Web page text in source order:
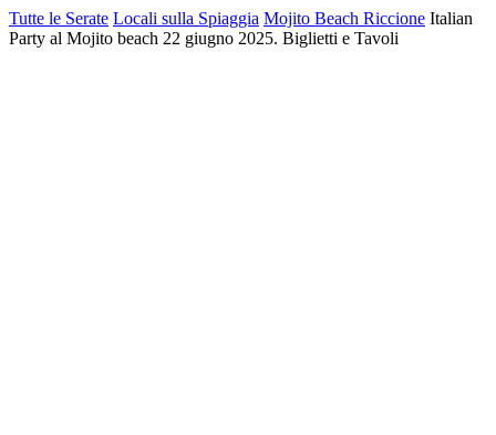
Tutte le Serate Locali sulla Spiaggia Mojito Beach Riccione Italian
Party al Mojito beach 22 giugno 2025. Biglietti e Tavoli